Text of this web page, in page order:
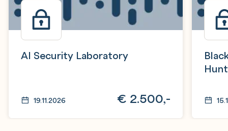
AI Security Laboratory
19.11.2026 € 2.500,-